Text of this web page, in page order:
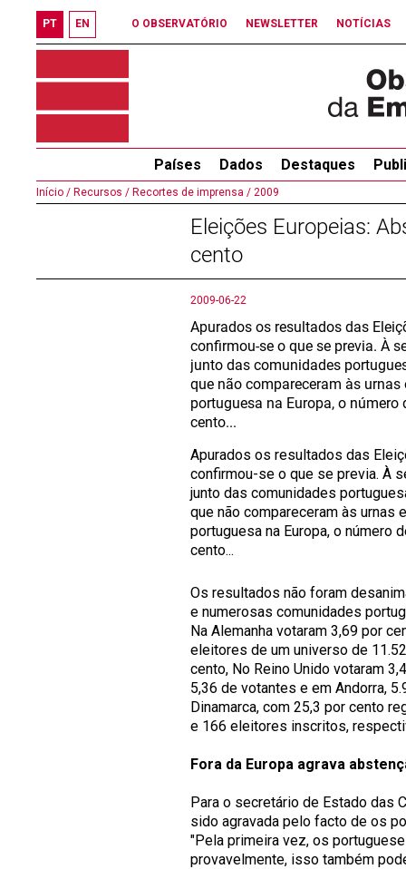
PT EN O OBSERVATÓRIO NEWSLETTER NOTÍCIAS
Países Dados Destaques
Início / Recursos / Recortes de imprensa / 2009
Eleições Europeias:
cento
2009-06-22
Apurados os resultados das
confirmou-se o que se previa. À
junto das comunidades
que não compareceram às
portuguesa na Europa, o
cento...
Apurados os resultados das
confirmou-se o que se previa. À
junto das comunidades
que não compareceram às urnas
portuguesa na Europa, o número
cento...
Os resultados não foram
e numerosas comunidades
Na Alemanha votaram 3,69 por
eleitores de um universo de
cento, No Reino Unido votaram
5,36 de votantes e em Andorra,
Dinamarca, com 25,3 por cento
e 166 eleitores inscritos,
Fora da Europa agrava
Para o secretário de Estado das
sido agravada pelo facto de os
"Pela primeira vez, os
provavelmente, isso também